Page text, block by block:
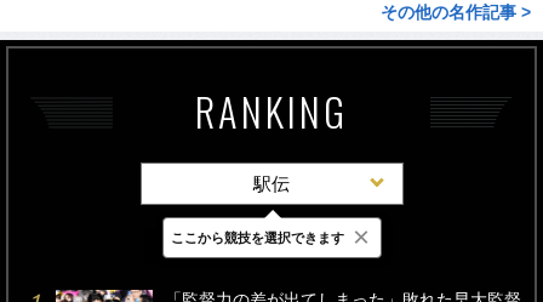
その他の名作記事 >
RANKING
駅伝
最新 24時間 週間
ここから競技を選択できます ×